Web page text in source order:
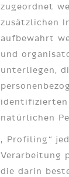
zugeordnet
zusätzlichen
aufbewahrt
und
unterliegen,
natürlichen
„Profiling“
Verarbeitung
die darin